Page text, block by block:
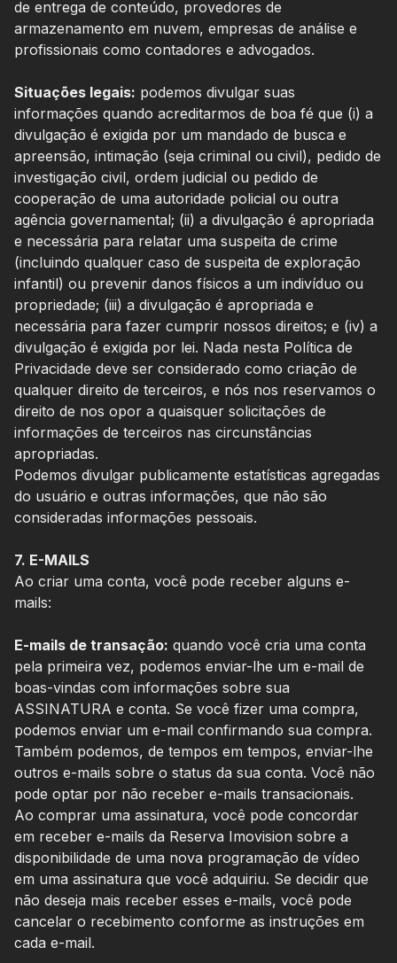
de entrega de conteúdo, provedores de
armazenamento em nuvem, empresas de análise e
profissionais como contadores e advogados.
Situações legais: podemos divulgar suas
informações quando acreditarmos de boa fé que (i) a
divulgação é exigida por um mandado de busca e
apreensão, intimação (seja criminal ou civil), pedido de
investigação civil, ordem judicial ou pedido de
cooperação de uma autoridade policial ou outra
agência governamental; (ii) a divulgação é apropriada
e necessária para relatar uma suspeita de crime
(incluindo qualquer caso de suspeita de exploração
infantil) ou prevenir danos físicos a um indivíduo ou
propriedade; (iii) a divulgação é apropriada e
necessária para fazer cumprir nossos direitos; e (iv) a
divulgação é exigida por lei. Nada nesta Política de
Privacidade deve ser considerado como criação de
qualquer direito de terceiros, e nós nos reservamos o
direito de nos opor a quaisquer solicitações de
informações de terceiros nas circunstâncias
apropriadas.
Podemos divulgar publicamente estatísticas agregadas
do usuário e outras informações, que não são
consideradas informações pessoais.
7. E-MAILS
Ao criar uma conta, você pode receber alguns e-
mails:
E-mails de transação: quando você cria uma conta
pela primeira vez, podemos enviar-lhe um e-mail de
boas-vindas com informações sobre sua
ASSINATURA e conta. Se você fizer uma compra,
podemos enviar um e-mail confirmando sua compra.
Também podemos, de tempos em tempos, enviar-lhe
outros e-mails sobre o status da sua conta. Você não
pode optar por não receber e-mails transacionais.
Ao comprar uma assinatura, você pode concordar
em receber e-mails da Reserva Imovision sobre a
disponibilidade de uma nova programação de vídeo
em uma assinatura que você adquiriu. Se decidir que
não deseja mais receber esses e-mails, você pode
cancelar o recebimento conforme as instruções em
cada e-mail.